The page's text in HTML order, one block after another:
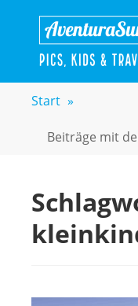
springen
Start »
Beiträge mit